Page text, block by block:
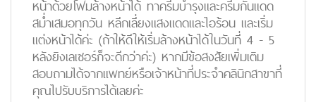
หน้าด้วยโฟมล้างหน้าได้ ทาครีมบำรุงและครีมกันแดด
สม่ำเสมอทุกวัน หลีกเลี่ยงแสงแดดและไอร้อน และเริ่ม
แต่งหน้าได้ค่ะ (ถ้าให้ดีให้เริ่มล้างหน้าได้ในวันที่ 4 - 5
หลังยิงเลเซอร์ก็จะดีกว่าค่ะ) หากมีข้อสงสัยเพิ่มเติม
สอบถามได้จากแพทย์หรือเจ้าหน้าที่ประจำคลินิกสาขาที่
คุณไปรับบริการได้เลยค่ะ